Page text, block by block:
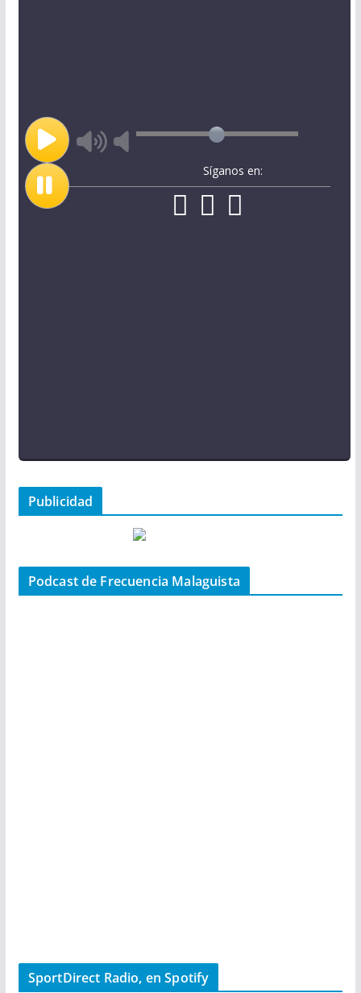
Síganos en:
Publicidad
Podcast de Frecuencia Malaguista
SportDirect Radio, en Spotify